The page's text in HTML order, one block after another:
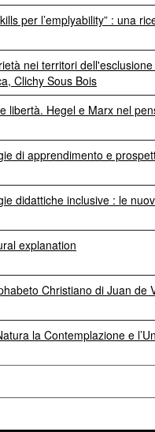
per l’emplyability” : una
nei territori
Clichy Sous Bois
libertà. Hegel e Marx nel
di apprendimento e
didattiche inclusive : le
explanation
Christiano di Juan de
la Contemplazione e